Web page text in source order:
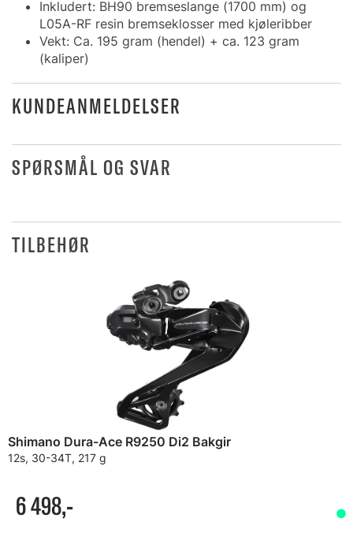
Inkludert: BH90 bremseslange (1700 mm) og
L05A-RF resin bremseklosser med kjøleribber
Vekt: Ca. 195 gram (hendel) + ca. 123 gram
(kaliper)
KUNDEANMELDELSER
SPØRSMÅL OG SVAR
TILBEHØR
Shimano Dura-Ace R9250 Di2 Bakgir
12s, 30-34T, 217 g
6 498,-